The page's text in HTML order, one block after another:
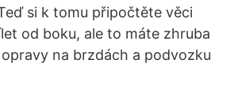
si k tomu připočtěte věci
od boku, ale to máte zhruba
na brzdách a podvozku